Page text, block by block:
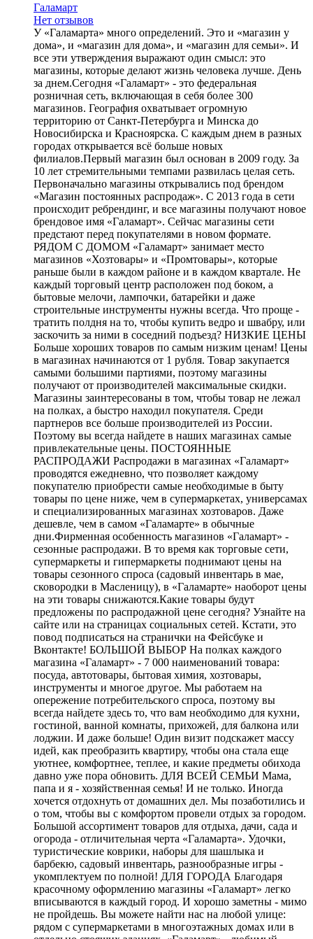
Галамарт
Нет отзывов
У «Галамарта» много определений. Это и «магазин у
дома», и «магазин для дома», и «магазин для семьи». И
все эти утверждения выражают один смысл: это
магазины, которые делают жизнь человека лучше. День
за днем.Сегодня «Галамарт» - это федеральная
розничная сеть, включающая в себя более 300
магазинов. География охватывает огромную
территорию от Санкт-Петербурга и Минска до
Новосибирска и Красноярска. С каждым днем в разных
городах открывается всё больше новых
филиалов.Первый магазин был основан в 2009 году. За
10 лет стремительными темпами развилась целая сеть.
Первоначально магазины открывались под брендом
«Магазин постоянных распродаж». С 2013 года в сети
происходит ребрендинг, и все магазины получают новое
брендовое имя «Галамарт». Сейчас магазины сети
предстают перед покупателями в новом формате.
РЯДОМ С ДОМОМ «Галамарт» занимает место
магазинов «Хозтовары» и «Промтовары», которые
раньше были в каждом районе и в каждом квартале. Не
каждый торговый центр расположен под боком, а
бытовые мелочи, лампочки, батарейки и даже
строительные инструменты нужны всегда. Что проще -
тратить полдня на то, чтобы купить ведро и швабру, или
заскочить за ними в соседний подъезд? НИЗКИЕ ЦЕНЫ
Больше хороших товаров по самым низким ценам! Цены
в магазинах начинаются от 1 рубля. Товар закупается
самыми большими партиями, поэтому магазины
получают от производителей максимальные скидки.
Магазины заинтересованы в том, чтобы товар не лежал
на полках, а быстро находил покупателя. Среди
партнеров все больше производителей из России.
Поэтому вы всегда найдете в наших магазинах самые
привлекательные цены. ПОСТОЯННЫЕ
РАСПРОДАЖИ Распродажи в магазинах «Галамарт»
проводятся ежедневно, что позволяет каждому
покупателю приобрести самые необходимые в быту
товары по цене ниже, чем в супермаркетах, универсамах
и специализированных магазинах хозтоваров. Даже
дешевле, чем в самом «Галамарте» в обычные
дни.Фирменная особенность магазинов «Галамарт» -
сезонные распродажи. В то время как торговые сети,
супермаркеты и гипермаркеты поднимают цены на
товары сезонного спроса (садовый инвентарь в мае,
сковородки в Масленицу), в «Галамарте» наоборот цены
на эти товары снижаются.Какие товары будут
предложены по распродажной цене сегодня? Узнайте на
сайте или на страницах социальных сетей. Кстати, это
повод подписаться на странички на Фейсбуке и
Вконтакте! БОЛЬШОЙ ВЫБОР На полках каждого
магазина «Галамарт» - 7 000 наименований товара:
посуда, автотовары, бытовая химия, хозтовары,
инструменты и многое другое. Мы работаем на
опережение потребительского спроса, поэтому вы
всегда найдете здесь то, что вам необходимо для кухни,
гостиной, ванной комнаты, прихожей, для балкона или
лоджии. И даже больше! Один визит подскажет массу
идей, как преобразить квартиру, чтобы она стала еще
уютнее, комфортнее, теплее, и какие предметы обихода
давно уже пора обновить. ДЛЯ ВСЕЙ СЕМЬИ Мама,
папа и я - хозяйственная семья! И не только. Иногда
хочется отдохнуть от домашних дел. Мы позаботились и
о том, чтобы вы с комфортом провели отдых за городом.
Большой ассортимент товаров для отдыха, дачи, сада и
огорода - отличительная черта «Галамарта». Удочки,
туристические коврики, наборы для шашлыка и
барбекю, садовый инвентарь, разнообразные игры -
укомплектуем по полной! ДЛЯ ГОРОДА Благодаря
красочному оформлению магазины «Галамарт» легко
вписываются в каждый город. И хорошо заметны - мимо
не пройдешь. Вы можете найти нас на любой улице:
рядом с супермаркетами в многоэтажных домах или в